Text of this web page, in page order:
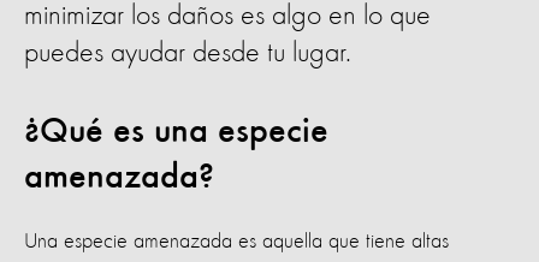
minimizar los daños es algo en lo que
puedes ayudar desde tu lugar.
¿Qué es una especie
amenazada?
Una especie amenazada es aquella que tiene altas